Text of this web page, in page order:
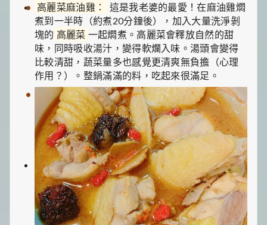
高麗菜麻油雞：
這是我老婆的最愛！在麻油雞燜
煮到一半時（約煮20分鐘後），加入大量洗淨剝
塊的 高麗菜 一起燜煮。高麗菜會釋放自然的甜
味，同時吸收湯汁，變得軟爛入味。湯頭會變得
比較清甜，蔬菜量多也感覺更清爽無負擔（心理
作用？）。整鍋滿滿的料，吃起來很滿足。